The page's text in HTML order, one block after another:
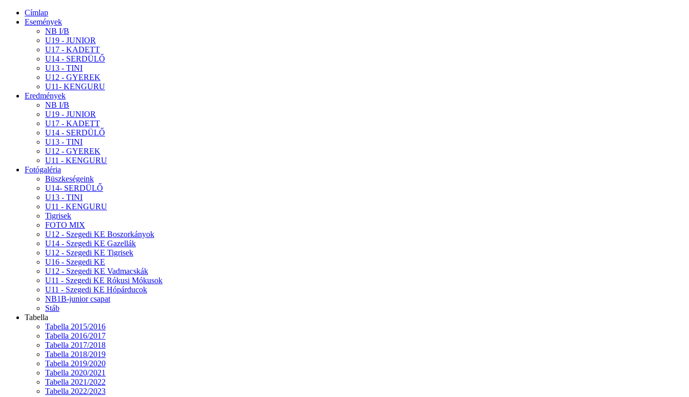
Címlap
Események
NB I/B
U19 - JUNIOR
U17 - KADETT
U14 - SERDÜLŐ
U13 - TINI
U12 - GYEREK
U11- KENGURU
Eredmények
NB I/B
U19 - JUNIOR
U17 - KADETT
U14 - SERDÜLŐ
U13 - TINI
U12 - GYEREK
U11 - KENGURU
Fotógaléria
Büszkeségeink
U14- SERDÜLŐ
U13 - TINI
U11 - KENGURU
Tigrisek
FOTO MIX
U12 - Szegedi KE Boszorkányok
U14 - Szegedi KE Gazellák
U12 - Szegedi KE Tigrisek
U16 - Szegedi KE
U12 - Szegedi KE Vadmacskák
U11 - Szegedi KE Rókusi Mókusok
U11 - Szegedi KE Hópárducok
NB1B-junior csapat
Stáb
Tabella
Tabella 2015/2016
Tabella 2016/2017
Tabella 2017/2018
Tabella 2018/2019
Tabella 2019/2020
Tabella 2020/2021
Tabella 2021/2022
Tabella 2022/2023